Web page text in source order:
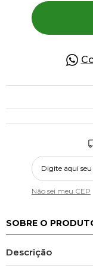
Não sei meu CEP
SOBRE O
Descrição